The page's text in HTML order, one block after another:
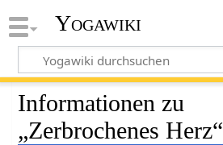
Yogawiki
Informationen zu
„Zerbrochenes Herz“